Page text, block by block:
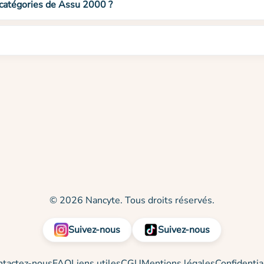
de Assu 2000 ?
© 2026 Nancyte. Tous droits réservés.
Suivez-nous Suivez-nous